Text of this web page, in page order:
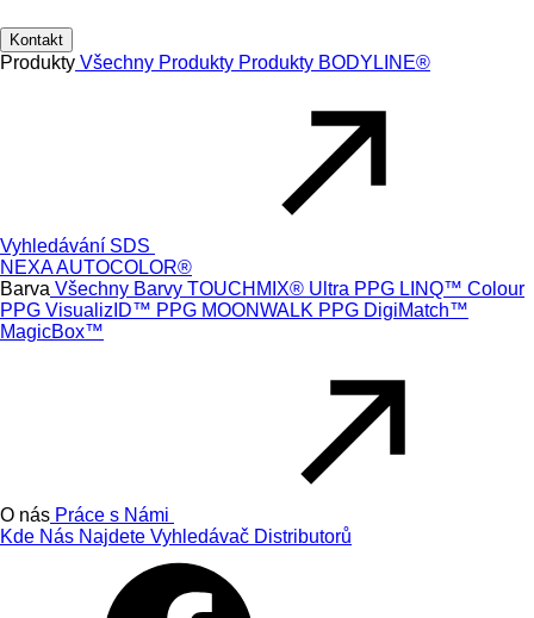
Kontakt
Produkty Všechny Produkty Produkty BODYLINE®
Vyhledávání SDS
NEXA AUTOCOLOR®
Barva Všechny Barvy TOUCHMIX® Ultra PPG LINQ™ Colour
PPG VisualizID™ PPG MOONWALK PPG DigiMatch™
MagicBox™
O nás Práce s Námi
Kde Nás Najdete Vyhledávač Distributorů